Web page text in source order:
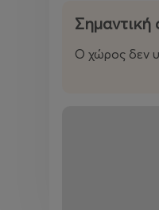
Σημαντική
Ο χώρος δεν